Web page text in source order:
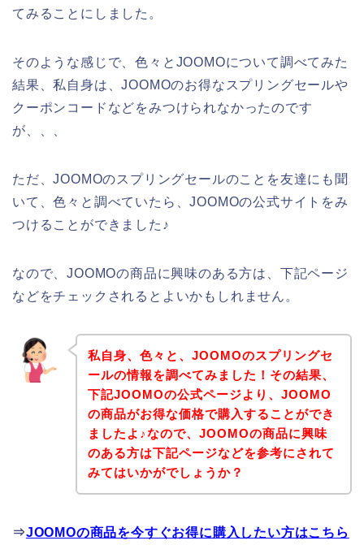
てみることにしました。
そのような感じで、色々とJOOMOについて調べてみた
結果、私自身は、JOOMOのお得なスプリングセールや
クーポンコードなどをみつけられなかったのです
が、、、
ただ、JOOMOのスプリングセールのことを友達にも聞
いて、色々と調べていたら、JOOMOの公式サイトをみ
つけることができました♪
なので、JOOMOの商品に興味のある方は、下記ページ
などをチェックされるとよいかもしれません。
私自身、色々と、JOOMOのスプリングセ
ールの情報を調べてみました！その結果、
下記JOOMOの公式ページより、JOOMO
の商品がお得な価格で購入することができ
ましたよ♪なので、JOOMOの商品に興味
のある方は下記ページなどを参考にされて
みてはいかがでしょうか？
⇒JOOMOの商品を今すぐお得に購入したい方はこちら